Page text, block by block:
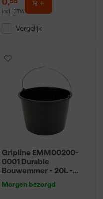
incl. BTW
Vergelijk
Gripline EMM00200-
0001 Durable
Bouwemmer - 20L -
Morgen bezorgd